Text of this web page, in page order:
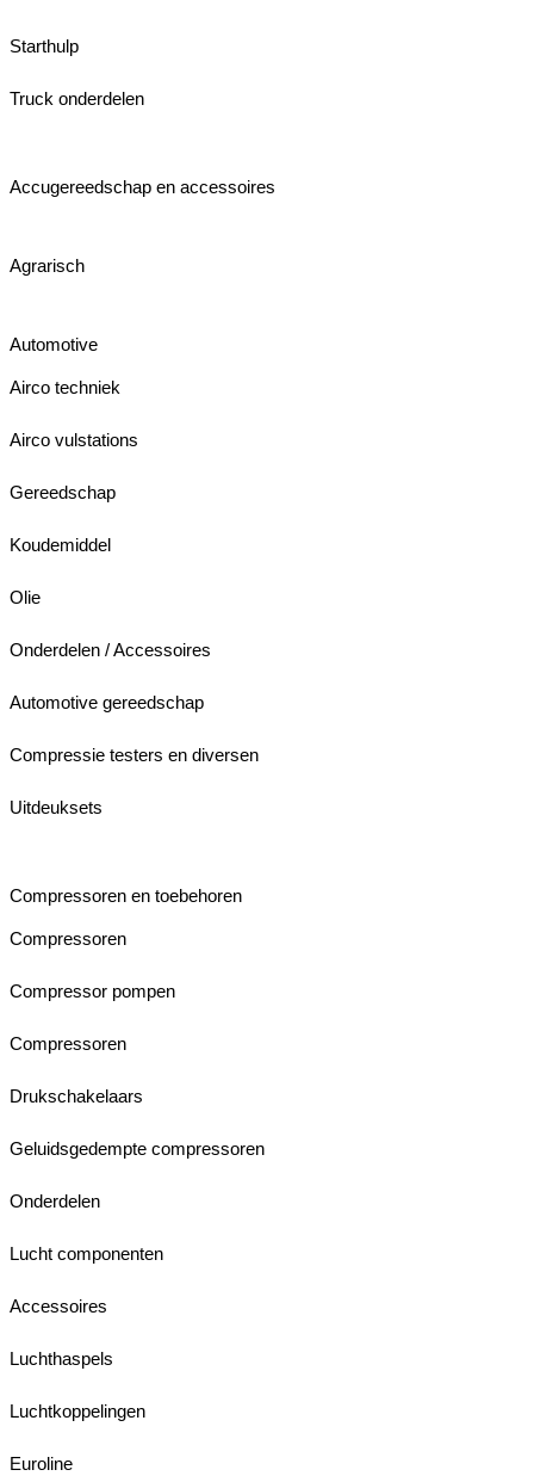
Starthulp
Truck onderdelen
Accugereedschap en accessoires
Agrarisch
Automotive
Airco techniek
Airco vulstations
Gereedschap
Koudemiddel
Olie
Onderdelen / Accessoires
Automotive gereedschap
Compressie testers en diversen
Uitdeuksets
Compressoren en toebehoren
Compressoren
Compressor pompen
Compressoren
Drukschakelaars
Geluidsgedempte compressoren
Onderdelen
Lucht componenten
Accessoires
Luchthaspels
Luchtkoppelingen
Euroline